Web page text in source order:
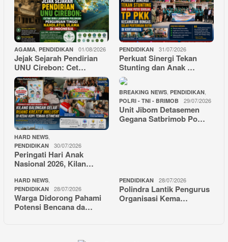
AGAMA PENDIDIKAN 01/08/2026
Jejak Sejarah Pendirian
UNU Cirebon: Cet…
PENDIDIKAN 31/07/2026
Perkuat Sinergi Tekan
Stunting dan Anak …
HARD NEWS
PENDIDIKAN 30/07/2026
Peringati Hari Anak
Nasional 2026, Kilan…
BREAKING NEWS PENDIDIKAN
POLRI - TNI - BRIMOB 29/07/2026
Unit Jibom Detasemen
Gegana Satbrimob Po…
HARD NEWS
PENDIDIKAN 28/07/2026
Warga Didorong Pahami
Potensi Bencana da…
PENDIDIKAN 28/07/2026
Polindra Lantik Pengurus
Organisasi Kema…